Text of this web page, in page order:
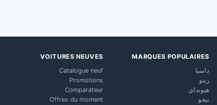
MARQUES POPULAIRES
داسيا
رينو
هيونداي
بيجو
VOITURES NEUVES
Catalogue neuf
Promotions
Comparateur
Offres du moment